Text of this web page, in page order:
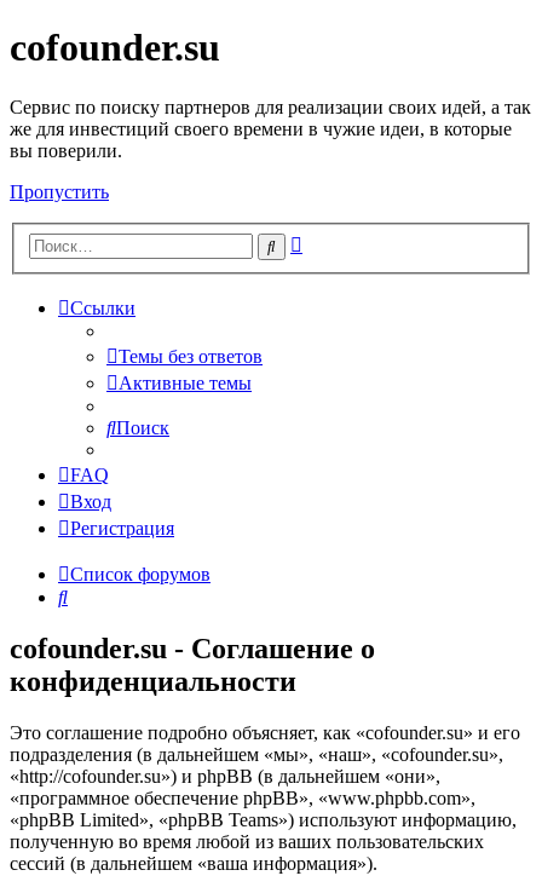
cofounder.su
Сервис по поиску партнеров для реализации своих идей, а так
же для инвестиций своего времени в чужие идеи, в которые
вы поверили.
Пропустить
Поиск
Ссылки
Темы без ответов
Активные темы
Поиск
FAQ
Вход
Регистрация
Список форумов
Поиск
cofounder.su - Соглашение о
конфиденциальности
Это соглашение подробно объясняет, как «cofounder.su» и его
подразделения (в дальнейшем «мы», «наш», «cofounder.su»,
«http://cofounder.su») и phpBB (в дальнейшем «они»,
«программное обеспечение phpBB», «www.phpbb.com»,
«phpBB Limited», «phpBB Teams») используют информацию,
полученную во время любой из ваших пользовательских
сессий (в дальнейшем «ваша информация»).